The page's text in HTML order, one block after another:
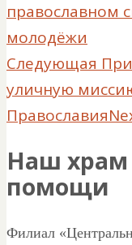
православном
молодёжи
Следующая
уличную
Православия
Наш храм
помощи
Филиал